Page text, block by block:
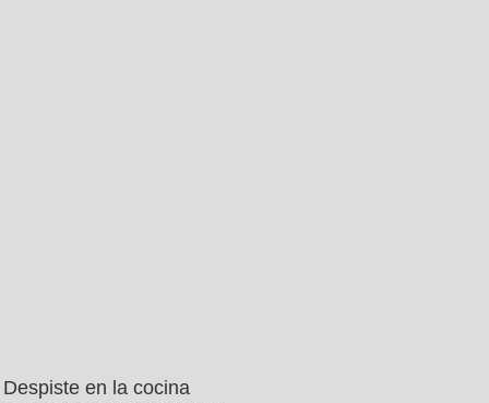
Despiste en la cocina